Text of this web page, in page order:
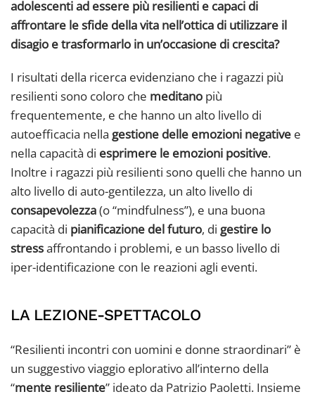
adolescenti ad essere più resilienti e capaci di
affrontare le sfide della vita nell’ottica di utilizzare il
disagio e trasformarlo in un’occasione di crescita?
I risultati della ricerca evidenziano che i ragazzi più
resilienti sono coloro che meditano più
frequentemente, e che hanno un alto livello di
autoefficacia nella gestione delle emozioni negative e
nella capacità di esprimere le emozioni positive.
Inoltre i ragazzi più resilienti sono quelli che hanno un
alto livello di auto-gentilezza, un alto livello di
consapevolezza(o “mindfulness”), e una buona
capacità di pianificazione del futuro, di gestire lo
stressaffrontando i problemi, e un basso livello di
iper-identificazione con le reazioni agli eventi.
LA LEZIONE-SPETTACOLO
“Resilienti incontri con uomini e donne straordinari” è
un suggestivo viaggio eplorativo all’interno della
“mente resiliente” ideato da Patrizio Paoletti. Insieme